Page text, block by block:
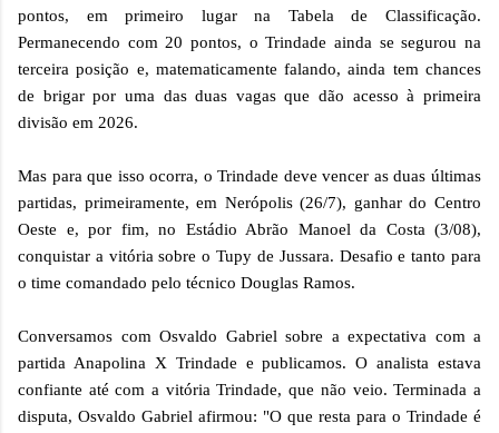
pontos, em primeiro lugar na Tabela de Classificação.
Permanecendo com 20 pontos, o Trindade ainda se segurou na
terceira posição e, matematicamente falando, ainda tem chances
de brigar por uma das duas vagas que dão acesso à primeira
divisão em 2026.
Mas para que isso ocorra, o Trindade deve vencer as duas últimas
partidas, primeiramente, em Nerópolis (26/7), ganhar do Centro
Oeste e, por fim, no Estádio Abrão Manoel da Costa (3/08),
conquistar a vitória sobre o Tupy de Jussara. Desafio e tanto para
o time comandado pelo técnico Douglas Ramos.
Conversamos com Osvaldo Gabriel sobre a expectativa com a
partida Anapolina X Trindade e publicamos. O analista estava
confiante até com a vitória Trindade, que não veio. Terminada a
disputa, Osvaldo Gabriel afirmou: "O que resta para o Trindade é